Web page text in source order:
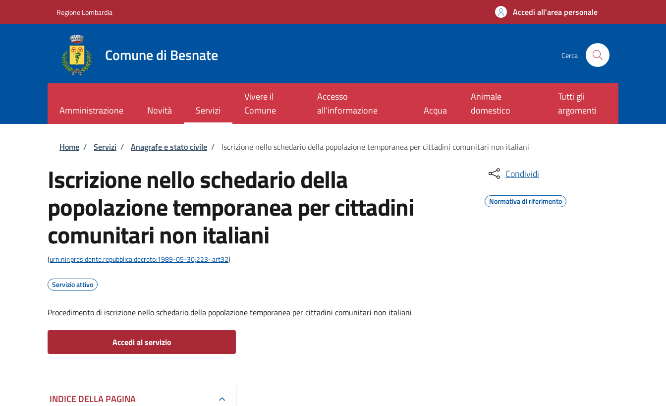
Regione Lombardia Accedi all'area personale
Comune di Besnate Cerca
Amministrazione Novità Servizi
Vivere il
Comune
Accesso
all'informazione
Acqua
Animale
domestico
Tutti gli
argomenti
Briciole di pane
Home / Servizi / Anagrafe e stato civile / Iscrizione nello schedario della popolazione temporanea per cittadini comunitari non italiani
Iscrizione nello schedario della
popolazione temporanea per cittadini
comunitari non italiani
(urn:nir:presidente.repubblica:decreto:1989-05-30;223~art32)
Servizio attivo
Procedimento di iscrizione nello schedario della popolazione temporanea per cittadini comunitari non italiani
Accedi al servizio
Condividi
Normativa di riferimento
INDICE DELLA PAGINA